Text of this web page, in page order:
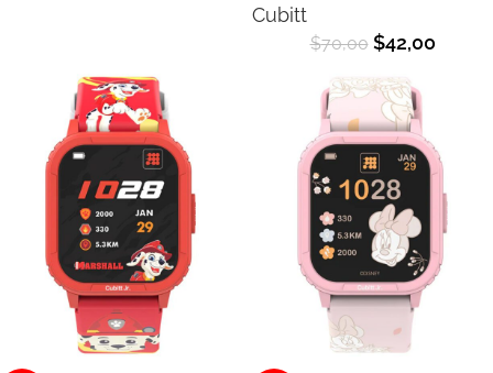
Cubitt
$70,00 $42,00